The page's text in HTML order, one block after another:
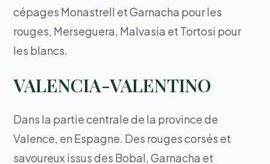
cépages Monastrell et Garnacha pour les
rouges, Merseguera, Malvasia et Tortosi pour
les blancs.
VALENCIA-VALENTINO
Dans la partie centrale de la province de
Valence, en Espagne. Des rouges corsés et
savoureux issus des Bobal, Garnacha et